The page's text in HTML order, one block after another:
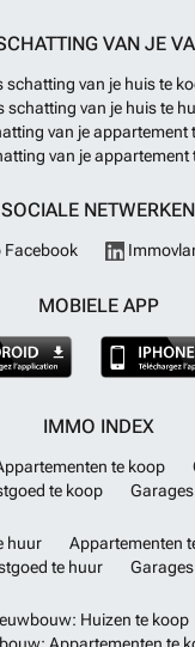
VAN JE
schatting van je huis te
schatting van je huis te
van je appartement
van je appartement
SOCIALE NETWERKEN
Facebook
MOBIELE APP
IMMO INDEX
te koop
te koop
huur
Appartementen
te huur
Huizen te koop